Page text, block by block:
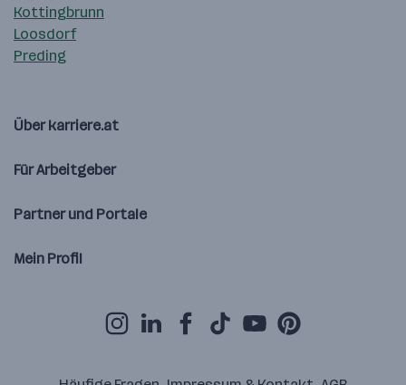
Kottingbrunn
Loosdorf
Preding
Über karriere.at
Für Arbeitgeber
Partner und Portale
Mein Profil